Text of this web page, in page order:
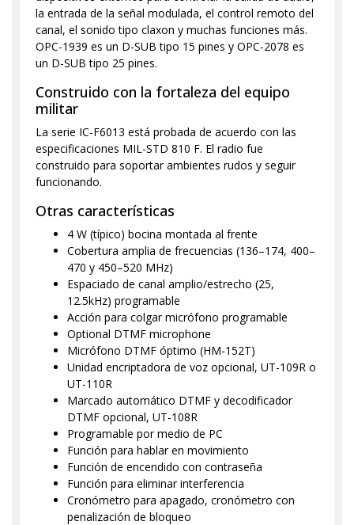
la entrada de la señal modulada, el control remoto del
canal, el sonido tipo claxon y muchas funciones más.
OPC-1939 es un D-SUB tipo 15 pines y OPC-2078 es
un D-SUB tipo 25 pines.
Construido con la fortaleza del equipo
militar
La serie IC-F6013 está probada de acuerdo con las
especificaciones MIL-STD 810 F. El radio fue
construido para soportar ambientes rudos y seguir
funcionando.
Otras características
4 W (típico) bocina montada al frente
Cobertura amplia de frecuencias (136–174, 400–
470 y 450–520 MHz)
Espaciado de canal amplio/estrecho (25,
12.5kHz) programable
Acción para colgar micrófono programable
Optional DTMF microphone
Micrófono DTMF óptimo (HM-152T)
Unidad encriptadora de voz opcional, UT-109R o
UT-110R
Marcado automático DTMF y decodificador
DTMF opcional, UT-108R
Programable por medio de PC
Función para hablar en movimiento
Función de encendido con contraseña
Función para eliminar interferencia
Cronómetro para apagado, cronómetro con
penalización de bloqueo